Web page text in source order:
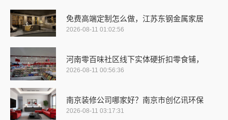
免费高端定制怎么做，江苏东钢金属家居
2026-08-11 01:02:56
河南零百味社区线下实体硬折扣零食铺，
2026-08-11 00:56:36
南京装修公司哪家好？南京市创亿讯环保
2026-08-11 03:17:31